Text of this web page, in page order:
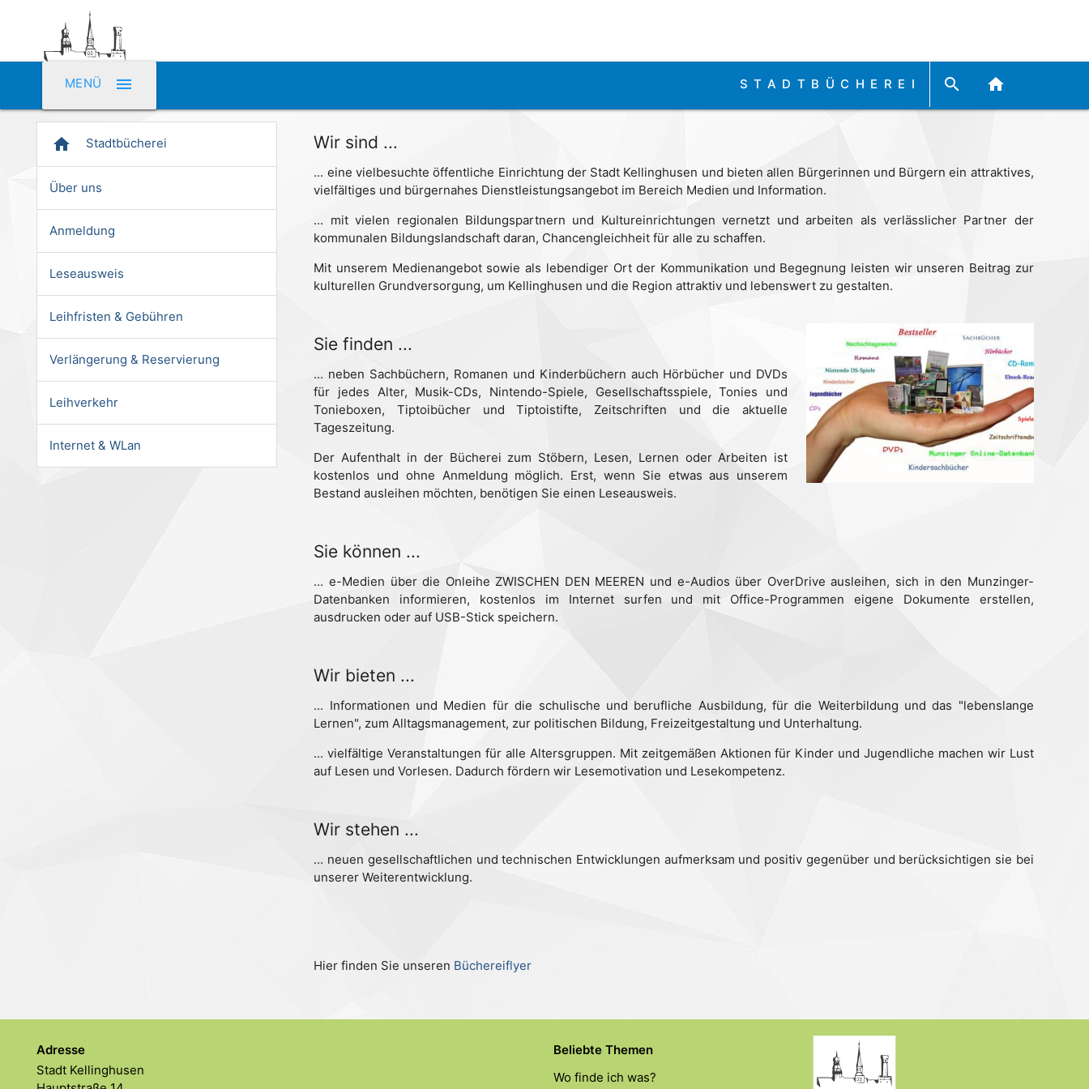
menu
MENÜ STADTBÜCHEREI search home
home Stadtbücherei
Über uns
Anmeldung
Leseausweis
Leihfristen & Gebühren
Verlängerung & Reservierung
Leihverkehr
Internet & WLan
Wir sind ...
... eine vielbesuchte öffentliche Einrichtung der Stadt Kellinghusen und bieten allen Bürgerinnen und Bürgern ein attraktives,
vielfältiges und bürgernahes Dienstleistungsangebot im Bereich Medien und Information.
... mit vielen regionalen Bildungspartnern und Kultureinrichtungen vernetzt und arbeiten als verlässlicher Partner der
kommunalen Bildungslandschaft daran, Chancengleichheit für alle zu schaffen.
Mit unserem Medienangebot sowie als lebendiger Ort der Kommunikation und Begegnung leisten wir unseren Beitrag zur
kulturellen Grundversorgung, um Kellinghusen und die Region attraktiv und lebenswert zu gestalten.
Sie finden ...
... neben Sachbüchern, Romanen und Kinderbüchern auch Hörbücher und DVDs
für jedes Alter, Musik-CDs, Nintendo-Spiele, Gesellschaftsspiele, Tonies und
Tonieboxen, Tiptoibücher und Tiptoistifte, Zeitschriften und die aktuelle
Tageszeitung.
Der Aufenthalt in der Bücherei zum Stöbern, Lesen, Lernen oder Arbeiten ist
kostenlos und ohne Anmeldung möglich. Erst, wenn Sie etwas aus unserem
Bestand ausleihen möchten, benötigen Sie einen Leseausweis.
Sie können ...
... e-Medien über die Onleihe ZWISCHEN DEN MEEREN und e-Audios über OverDrive ausleihen, sich in den Munzinger-
Datenbanken informieren, kostenlos im Internet surfen und mit Office-Programmen eigene Dokumente erstellen,
ausdrucken oder auf USB-Stick speichern.
Wir bieten ...
... Informationen und Medien für die schulische und berufliche Ausbildung, für die Weiterbildung und das "lebenslange
Lernen", zum Alltagsmanagement, zur politischen Bildung, Freizeitgestaltung und Unterhaltung.
... vielfältige Veranstaltungen für alle Altersgruppen. Mit zeitgemäßen Aktionen für Kinder und Jugendliche machen wir Lust
auf Lesen und Vorlesen. Dadurch fördern wir Lesemotivation und Lesekompetenz.
Wir stehen ...
... neuen gesellschaftlichen und technischen Entwicklungen aufmerksam und positiv gegenüber und berücksichtigen sie bei
unserer Weiterentwicklung.
Hier finden Sie unseren Büchereiflyer
Adresse
Stadt Kellinghusen
Beliebte Themen
Wo finde ich was?